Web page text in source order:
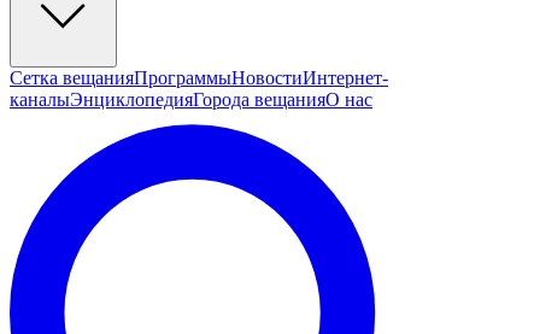
Сетка вещанияПрограммыНовостиИнтернет-
каналыЭнциклопедияГорода вещанияО нас